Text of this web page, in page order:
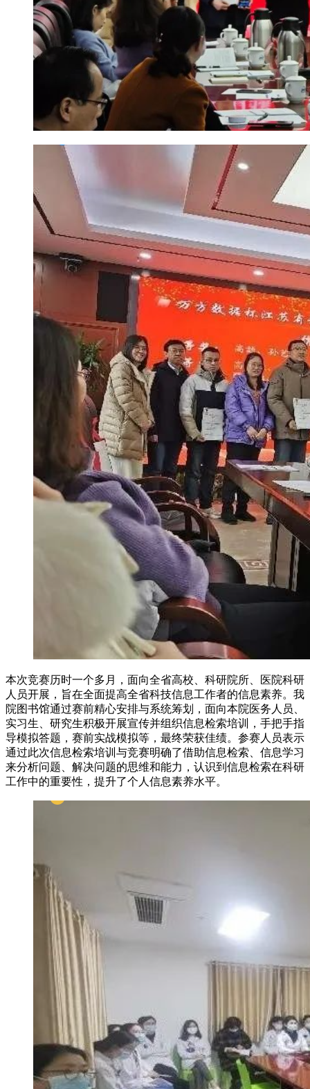
本次竞赛历时一个多月，面向全省高校、科研院所、医院科研
人员开展，旨在全面提高全省科技信息工作者的信息素养。我
院图书馆通过赛前精心安排与系统筹划，面向本院医务人员、
实习生、研究生积极开展宣传并组织信息检索培训，手把手指
导模拟答题，赛前实战模拟等，最终荣获佳绩。参赛人员表示
通过此次信息检索培训与竞赛明确了借助信息检索、信息学习
来分析问题、解决问题的思维和能力，认识到信息检索在科研
工作中的重要性，提升了个人信息素养水平。